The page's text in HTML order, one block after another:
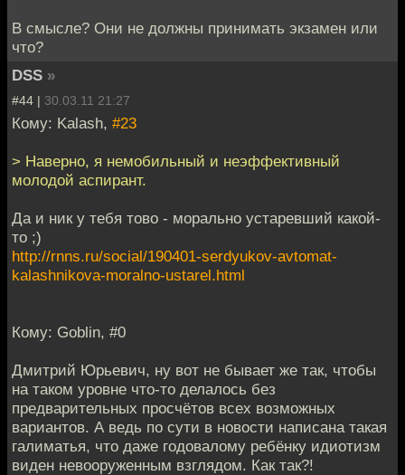
В смысле? Они не должны принимать экзамен или
что?
DSS »
#44 | 30.03.11 21:27
Кому: Kalash, #23
> Наверно, я немобильный и неэффективный
молодой аспирант.
Да и ник у тебя тово - морально устаревший какой-
то ;)
http://rnns.ru/social/190401-serdyukov-avtomat-
kalashnikova-moralno-ustarel.html
Кому: Goblin, #0
Дмитрий Юрьевич, ну вот не бывает же так, чтобы
на таком уровне что-то делалось без
предварительных просчётов всех возможных
вариантов. А ведь по сути в новости написана такая
галиматья, что даже годовалому ребёнку идиотизм
виден невооруженным взглядом. Как так?!